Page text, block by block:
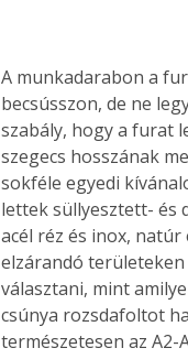
A munkadarabon a
becsússzon, de ne
szabály, hogy a furat
szegecs hosszának
sokféle egyedi
lettek süllyesztett- és
acél réz és inox,
elzárandó
választani, mint
csúnya rozsdafoltot
természetesen az A2-